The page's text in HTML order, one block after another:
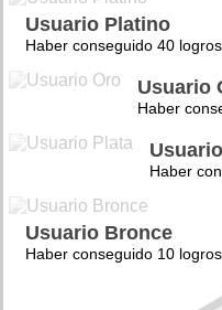
Usuario Platino
Haber conseguido 40 logros
Usuario
Haber
Haber
Usuario Bronce
Haber conseguido 10 logros